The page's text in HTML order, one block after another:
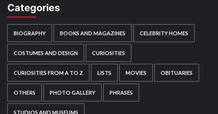
Categories
BIOGRAPHY BOOKS AND MAGAZINES CELEBRITY HOMES
COSTUMES AND DESIGN CURIOSITIES
CURIOSITIES FROM A TO Z LISTS MOVIES OBITUARIES
OTHERS PHOTO GALLERY PHRASES
STUDIOS AND MUSEUMS